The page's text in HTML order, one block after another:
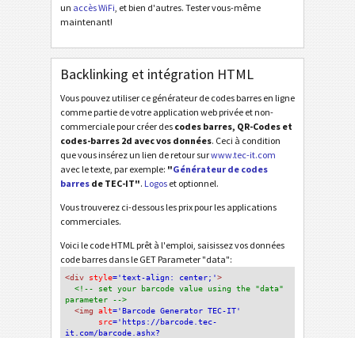
un accès WiFi , et bien d'autres. Tester vous-même
maintenant!
Backlinking et intégration HTML
Vous pouvez utiliser ce générateur de codes barres en ligne
comme partie de votre application web privée et non-
commerciale pour créer des codes barres, QR-Codes et
codes-barres 2d avec vos données. Ceci à condition
que vous insérez un lien de retour surwww.tec-it.com
avec le texte, par exemple: "Générateur de codes
barres de TEC-IT". Logos et optionnel.
Vous trouverez ci-dessous les prix pour les applications
commerciales.
Voici le code HTML prêt à l'emploi, saisissez vos données
code barres dans le GET Parameter "data":
<div style='text-align: center;'>
<!-- set your barcode value using the "data"
parameter -->
<img alt='Barcode Generator TEC-IT'
src='https://barcode.tec-
it.com/barcode.ashx?